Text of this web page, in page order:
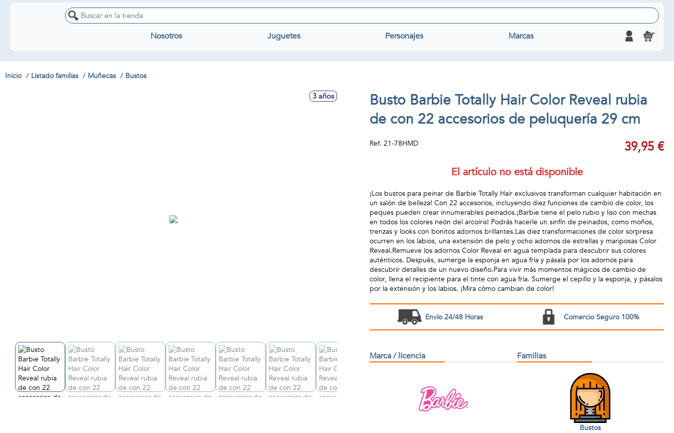
Nosotros Juguetes Personajes Marcas
Inicio Listado familias Muñecas Bustos
3 años
Busto Barbie Totally Hair Color Reveal rubia
de con 22 accesorios de peluquería 29 cm
Ref. 21-78HMD 39,95 €
El artículo no está disponible
¡Los bustos para peinar de Barbie Totally Hair exclusivos transforman cualquier habitación en
un salón de belleza! Con 22 accesorios, incluyendo diez funciones de cambio de color, los
peques pueden crear innumerables peinados.¡Barbie tiene el pelo rubio y liso con mechas
en todos los colores neón del arcoíris! Podrás hacerle un sinfín de peinados, como moños,
trenzas y looks con bonitos adornos brillantes.Las diez transformaciones de color sorpresa
ocurren en los labios, una extensión de pelo y ocho adornos de estrellas y mariposas Color
Reveal.Remueve los adornos Color Reveal en agua templada para descubrir sus colores
auténticos. Después, sumerge la esponja en agua fría y pásala por los adornos para
descubrir detalles de un nuevo diseño.Para vivir más momentos mágicos de cambio de
color, llena el recipiente para el tinte con agua fría. Sumerge el cepillo y la esponja, y pásalos
por la extensión y los labios. ¡Mira cómo cambian de color!
Envío 24/48 Horas Comercio Seguro 100%
Marca / licencia Familias
Bustos